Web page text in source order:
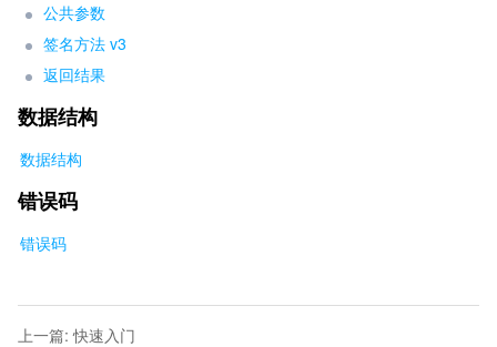
公共参数
签名方法 v3
返回结果
数据结构
数据结构
错误码
错误码
上一篇:快速入门